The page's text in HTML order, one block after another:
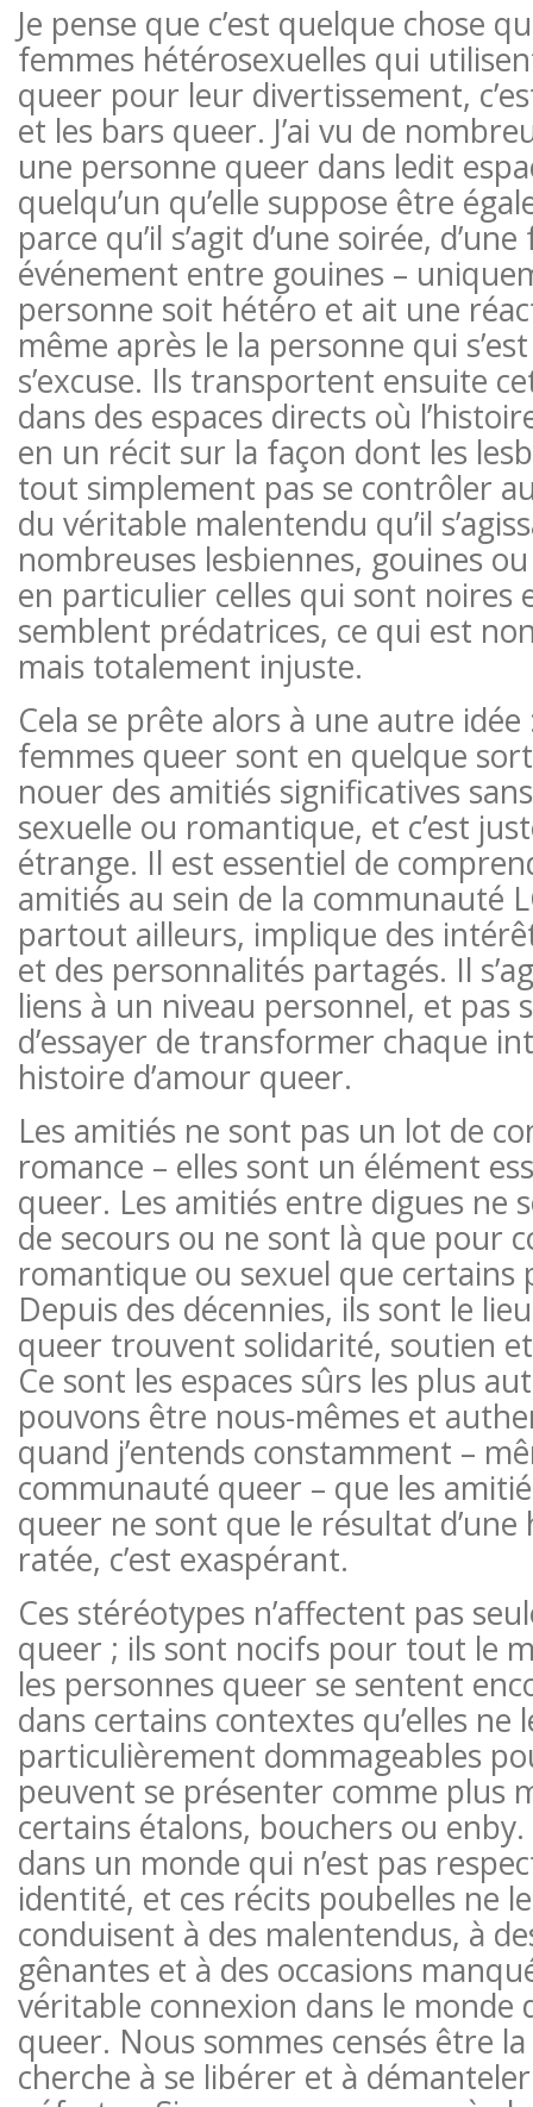
Je pense que c’est quelque chose
femmes hétérosexuelles qui
queer pour leur divertissement,
et les bars queer. J’ai vu de
une personne queer dans ledit
quelqu’un qu’elle suppose être
parce qu’il s’agit d’une soirée,
événement entre gouines –
personne soit hétéro et ait une
même après le la personne qui
s’excuse. Ils transportent ensuite
dans des espaces directs où
en un récit sur la façon dont les
tout simplement pas se contrôler
du véritable malentendu qu’il
nombreuses lesbiennes, gouines
en particulier celles qui sont noires
semblent prédatrices, ce qui est
mais totalement injuste.
Cela se prête alors à une autre idée
femmes queer sont en quelque
nouer des amitiés significatives
sexuelle ou romantique, et c’est
étrange. Il est essentiel de
amitiés au sein de la communauté
partout ailleurs, implique des
et des personnalités partagés. Il
liens à un niveau personnel, et pas
d’essayer de transformer chaque
histoire d’amour queer.
Les amitiés ne sont pas un lot de
romance – elles sont un élément
queer. Les amitiés entre digues ne
de secours ou ne sont là que pour
romantique ou sexuel que certains
Depuis des décennies, ils sont le
queer trouvent solidarité, soutien
Ce sont les espaces sûrs les plus
pouvons être nous-mêmes et
quand j’entends constamment –
communauté queer – que les
queer ne sont que le résultat d’une
ratée, c’est exaspérant.
Ces stéréotypes n’affectent pas
queer ; ils sont nocifs pour tout le
les personnes queer se sentent
dans certains contextes qu’elles ne
particulièrement dommageables
peuvent se présenter comme plus
certains étalons, bouchers ou
dans un monde qui n’est pas
identité, et ces récits poubelles ne
conduisent à des malentendus, à
gênantes et à des occasions
véritable connexion dans le monde
queer. Nous sommes censés être
cherche à se libérer et à